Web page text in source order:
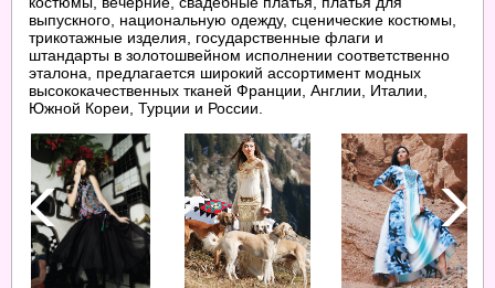
выпускного, национальную одежду, сценические костюмы,
трикотажные изделия, государственные флаги и
штандарты в золотошвейном исполнении соответственно
эталона, предлагается широкий ассортимент модных
высококачественных тканей Франции, Англии, Италии,
Южной Кореи, Турции и России.